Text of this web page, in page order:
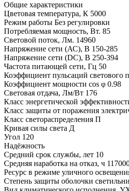
Общие характеристики
Цветовая температура, К 5000
Режим работы Без регулировки
Потребляемая мощность, Вт. 85
Световой поток, Лм. 14960
Напряжение сети (АС), В 150-285
Напряжение сети (DC), В 250-394
Частота питающей сети, Гц 50
Коэффициент пульсаций светового
Коэффициент мощности cos φ 0.98
Световая отдача, Лм/Вт 176
Класс энергетической
Класс защиты от поражения
Класс светораспределения П
Кривая силы света Д
Угол 120
Надёжность
Средний срок службы, лет 10
Средняя наработка на отказ, ч
Ресурс в режиме уличного
Степень защиты оболочки